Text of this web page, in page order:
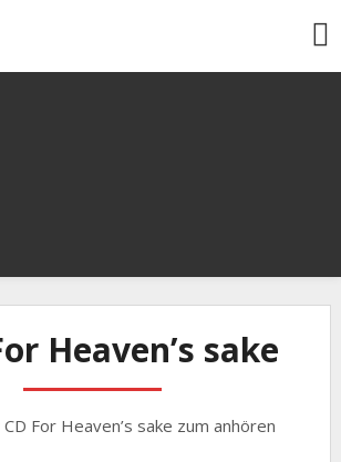
Heaven’s sake
For Heaven’s sake zum anhören